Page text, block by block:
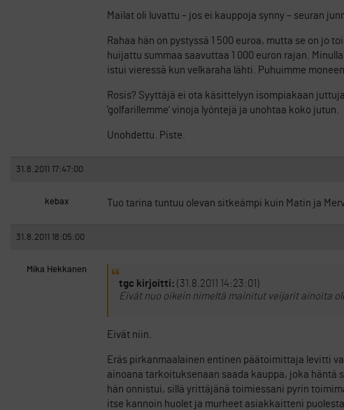
Mailat oli luvattu – jos ei kauppoja synny – seuran
Rahaa hän on pystyssä 1 500 euroa, mutta se on
huijattu summaa saavuttaa 1 000 euron rajan.
istui vieressä kun velkaraha lähti. Puhuimme moneen
Rosis? Syyttäjä ei ota käsittelyyn isompiakaan
’golfarillemme’ vinoja lyöntejä ja unohtaa koko jutun.
Unohdettu. Piste.
31.8.2011 17:47:00
kebax Tuo tarina tuntuu olevan sitkeämpi kuin Matin ja
31.8.2011 18:05:00
Mika Hekkanen
tgc kirjoitti: (31.8.2011 14:23:01)
Eivät nuo oikein nimeltä mainitut veijarit ainoita
Eivät niin.
Eräs pirkanmaalainen entinen päätoimittaja levitti
ainoana tarkoituksenaan saada kauppa, joka
hän onnistui, sillä yrittäjänä toimiessani pyrin
itse kannoin huolet ja murheet asiakkaitteni